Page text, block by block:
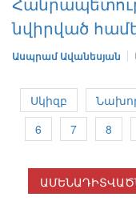
նվիրված
Ասպրամ Ավանեսյան
Սկիզբ
6
7 8